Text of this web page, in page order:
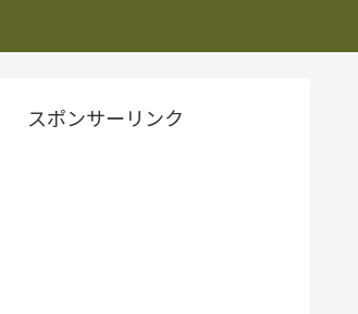
スポンサーリンク